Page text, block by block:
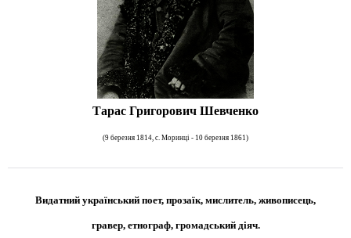
Тарас Григорович Шевченко
(9 березня 1814, с. Моринці - 10 березня 1861)
Видатний український поет, прозаїк, мислитель, живописець,
гравер, етнограф, громадський діяч.